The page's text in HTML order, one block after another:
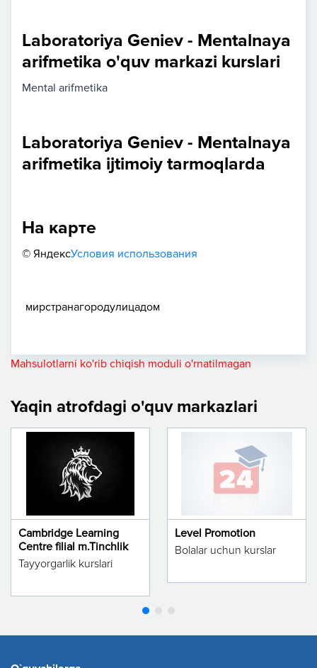
Laboratoriya Geniev - Mentalnaya
arifmetika o'quv markazi kurslari
Mental arifmetika
Laboratoriya Geniev - Mentalnaya
arifmetika ijtimoiy tarmoqlarda
На карте
© ЯндексУсловия использования
мирстранагородулицадом
Mahsulotlarni ko'rib chiqish moduli o'rnatilmagan
Yaqin atrofdagi o'quv markazlari
Cambridge Learning
Centre filial m.Tinchlik
Tayyorgarlik kurslari
Level Promotion
Bolalar uchun kurslar